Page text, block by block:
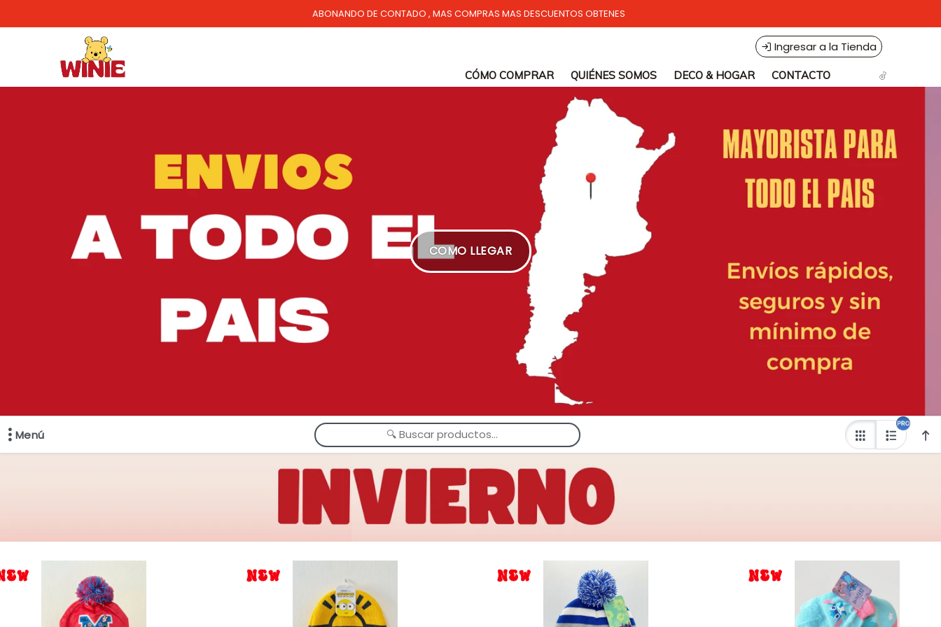
ABONANDO DE CONTADO , MAS COMPRAS MAS DESCUENTOS OBTENES
Ingresar a la Tienda
CÓMO COMPRAR QUIÉNES SOMOS DECO & HOGAR CONTACTO
COMO LLEGAR
Menú